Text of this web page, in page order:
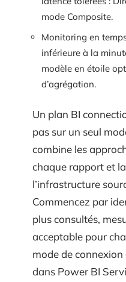
mode Composite.
Monitoring en
inférieure à la
modèle en étoile
d’agrégation.
Un plan BI
pas sur un seul
combine les
chaque rapport et
l’infrastructure
Commencez par
plus consultés,
acceptable pour
mode de
dans Power BI